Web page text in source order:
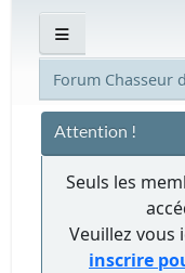
Forum Chasseur
Attention !
Seuls les
Veuillez vous
inscrire